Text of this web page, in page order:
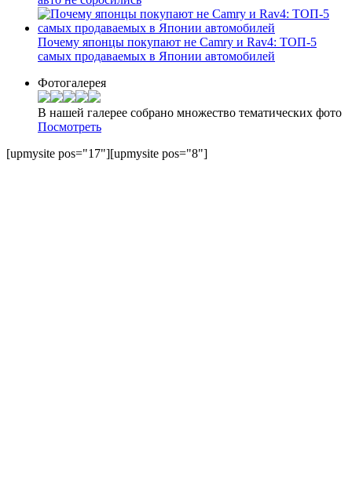
Почему японцы покупают не Camry и Rav4: ТОП-5
самых продаваемых в Японии автомобилей
Фотогалерея
В нашей галерее собрано множество тематических фото
Посмотреть
[upmysite pos="17"][upmysite pos="8"]